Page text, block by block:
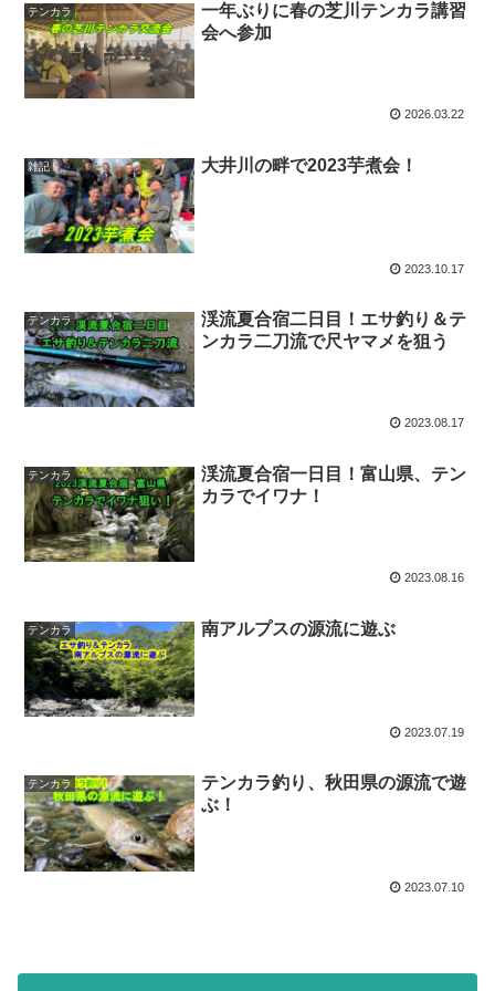
テンカラ
一年ぶりに春の芝川テンカラ講習
会へ参加
2026.03.22
雑記 大井川の畔で2023芋煮会！
2023.10.17
テンカラ
渓流夏合宿二日目！エサ釣り＆テ
ンカラ二刀流で尺ヤマメを狙う
2023.08.17
テンカラ
渓流夏合宿一日目！富山県、テン
カラでイワナ！
2023.08.16
テンカラ 南アルプスの源流に遊ぶ
2023.07.19
テンカラ
テンカラ釣り、秋田県の源流で遊
ぶ！
2023.07.10